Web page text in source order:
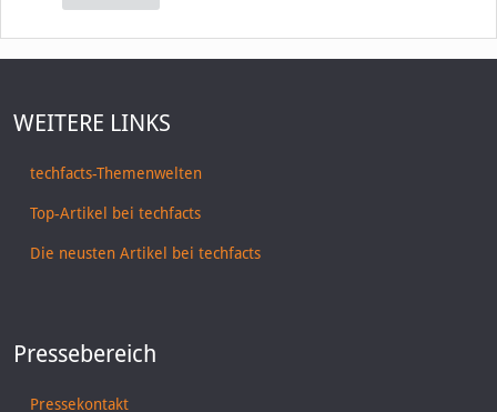
WEITERE LINKS
techfacts-Themenwelten
Top-Artikel bei techfacts
Die neusten Artikel bei techfacts
Pressebereich
Pressekontakt